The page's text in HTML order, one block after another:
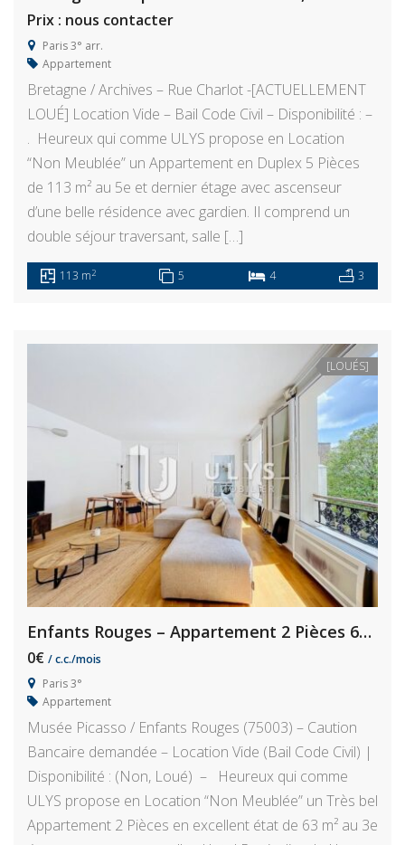
Prix : nous contacter
Paris 3° arr.
Appartement
Bretagne / Archives – Rue Charlot -[ACTUELLEMENT
LOUÉ] Location Vide – Bail Code Civil – Disponibilité : –
. Heureux qui comme ULYS propose en Location
“Non Meublée” un Appartement en Duplex 5 Pièces
de 113 m² au 5e et dernier étage avec ascenseur
d’une belle résidence avec gardien. Il comprend un
double séjour traversant, salle […]
113 m2 5 4 3
[LOUÉS]
Enfants Rouges – Appartement 2 Pièces 63 m²
0€ / c.c./mois
Paris 3°
Appartement
Musée Picasso / Enfants Rouges (75003) – Caution
Bancaire demandée – Location Vide (Bail Code Civil) |
Disponibilité : (Non, Loué) – Heureux qui comme
ULYS propose en Location “Non Meublée” un Très bel
Appartement 2 Pièces en excellent état de 63 m² au 3e